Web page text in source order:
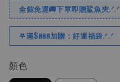
全館免運🚚下單即贈鯊魚夾.ᐟ.ᐟ
𖤐滿$𝟖𝟖𝟖加贈：好運福袋.ᐟ‪.ᐟ
顏色